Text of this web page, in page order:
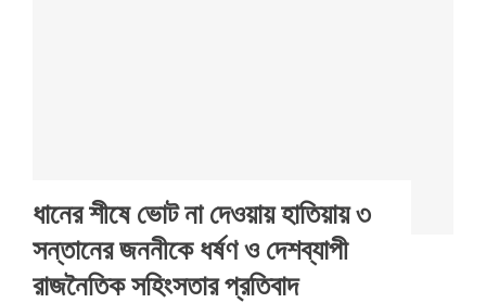
ধানের শীষে ভোট না দেওয়ায় হাতিয়ায় ৩
সন্তানের জননীকে ধর্ষণ ও দেশব্যাপী
রাজনৈতিক সহিংসতার প্রতিবাদ